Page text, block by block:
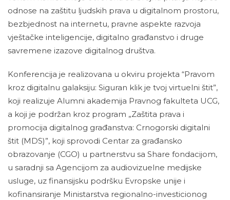
odnose na zaštitu ljudskih prava u digitalnom prostoru,
bezbjednost na internetu, pravne aspekte razvoja
vještačke inteligencije, digitalno građanstvo i druge
savremene izazove digitalnog društva.
Konferencija je realizovana u okviru projekta “Pravom
kroz digitalnu galaksiju: Siguran klik je tvoj virtuelni štit”,
koji realizuje Alumni akademija Pravnog fakulteta UCG,
a koji je podržan kroz program „Zaštita prava i
promocija digitalnog građanstva: Crnogorski digitalni
štit (MDS)”, koji sprovodi Centar za građansko
obrazovanje (CGO) u partnerstvu sa Share fondacijom,
u saradnji sa Agencijom za audiovizuelne medijske
usluge, uz finansijsku podršku Evropske unije i
kofinansiranje Ministarstva regionalno-investicionog